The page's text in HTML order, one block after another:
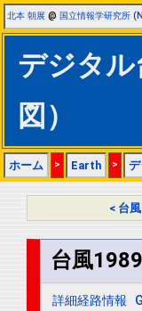
北本 朝展 @ 国立情報学研究所
デジタル
図）
ホーム > Earth >
< 台
台風
詳細経路情報